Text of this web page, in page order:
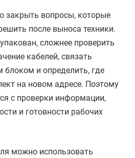
закрыть вопросы, которые
после выноса техники.
сложнее проверить
кабелей, связать
и определить, где
на новом адресе. Поэтому
с проверки информации,
и готовности рабочих
можно использовать